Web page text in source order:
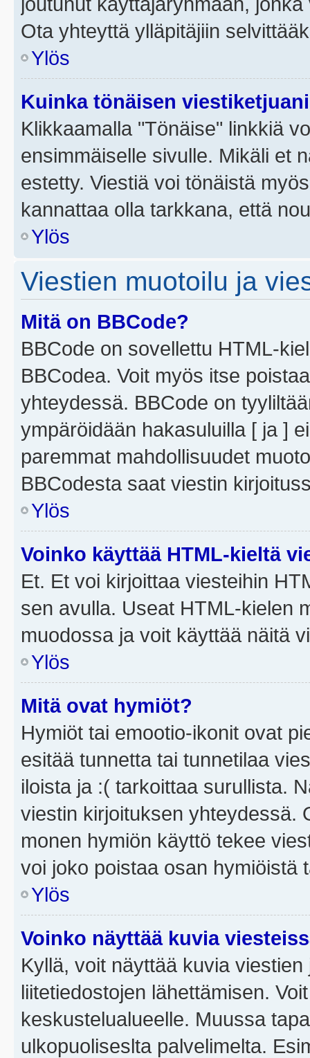
Ota yhteyttä ylläpitäjiin
Ylös
Kuinka tönäisen
Klikkaamalla "Tönäise" linkkiä
ensimmäiselle sivulle. Mikäli et
estetty. Viestiä voi tönäistä
kannattaa olla tarkkana, että
Ylös
Viestien muotoilu ja
Mitä on BBCode?
BBCode on sovellettu HTML-
BBCodea. Voit myös itse
yhteydessä. BBCode on
ympäröidään hakasuluilla [ ja ]
paremmat mahdollisuudet
BBCodesta saat viestin
Ylös
Voinko käyttää HTML-kieltä
Et. Et voi kirjoittaa viesteihin
sen avulla. Useat HTML-kielen
muodossa ja voit käyttää näitä
Ylös
Mitä ovat hymiöt?
Hymiöt tai emootio-ikonit ovat
esitää tunnetta tai tunnetilaa
iloista ja :( tarkoittaa surullista.
viestin kirjoituksen yhteydessä.
monen hymiön käyttö tekee
voi joko poistaa osan hymiöistä
Ylös
Voinko näyttää kuvia
Kyllä, voit näyttää kuvia
liitetiedostojen lähettämisen.
keskustelualueelle. Muussa
ulkopuoliseslta palvelimelta.